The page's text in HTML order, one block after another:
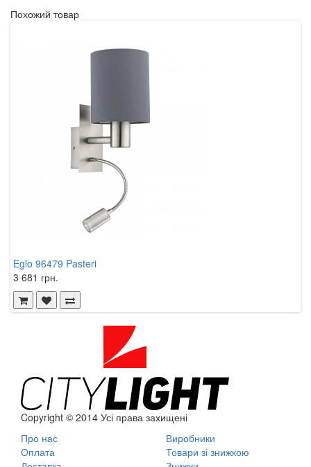
Похожий товар
Eglo 96479 Pasteri
3 681 грн.
Copyright © 2014 Усі права захищені
Про нас
Оплата
Виробники
Товари зі знижкою